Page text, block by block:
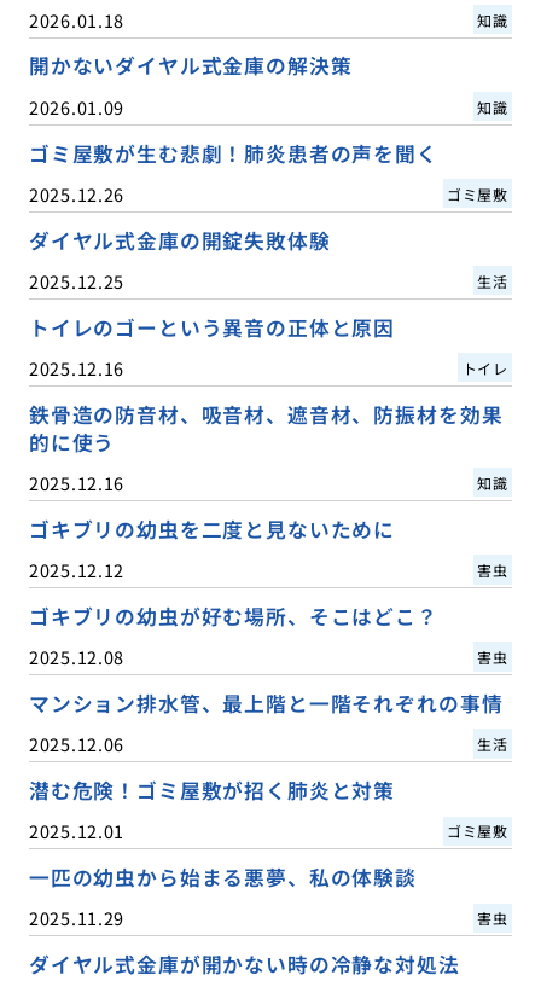
2026.01.18 知識
開かないダイヤル式金庫の解決策
2026.01.09 知識
ゴミ屋敷が生む悲劇！肺炎患者の声を聞く
2025.12.26 ゴミ屋敷
ダイヤル式金庫の開錠失敗体験
2025.12.25 生活
トイレのゴーという異音の正体と原因
2025.12.16 トイレ
鉄骨造の防音材、吸音材、遮音材、防振材を効果
的に使う
2025.12.16 知識
ゴキブリの幼虫を二度と見ないために
2025.12.12 害虫
ゴキブリの幼虫が好む場所、そこはどこ？
2025.12.08 害虫
マンション排水管、最上階と一階それぞれの事情
2025.12.06 生活
潜む危険！ゴミ屋敷が招く肺炎と対策
2025.12.01 ゴミ屋敷
一匹の幼虫から始まる悪夢、私の体験談
2025.11.29 害虫
ダイヤル式金庫が開かない時の冷静な対処法